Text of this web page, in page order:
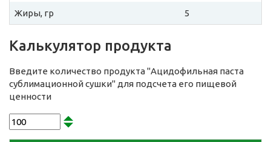
Жиры, гр 5
Калькулятор продукта
Введите количество продукта "Ацидофильная паста
сублимационной сушки" для подсчета его пищевой
ценности